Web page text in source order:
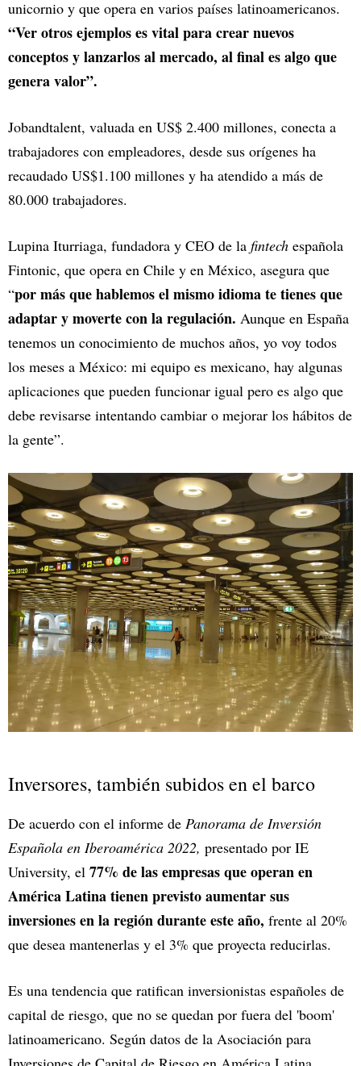
unicornio y que opera en varios países latinoamericanos.
“Ver otros ejemplos es vital para crear nuevos
conceptos y lanzarlos al mercado, al final es algo que
genera valor”.
Jobandtalent, valuada en US$ 2.400 millones, conecta a
trabajadores con empleadores, desde sus orígenes ha
recaudado US$1.100 millones y ha atendido a más de
80.000 trabajadores.
Lupina Iturriaga, fundadora y CEO de la fintech española
Fintonic, que opera en Chile y en México, asegura que
“por más que hablemos el mismo idioma te tienes que
adaptar y moverte con la regulación. Aunque en España
tenemos un conocimiento de muchos años, yo voy todos
los meses a México: mi equipo es mexicano, hay algunas
aplicaciones que pueden funcionar igual pero es algo que
debe revisarse intentando cambiar o mejorar los hábitos de
la gente”.
Inversores, también subidos en el barco
De acuerdo con el informe de Panorama de Inversión
Española en Iberoamérica 2022, presentado por IE
University, el 77% de las empresas que operan en
América Latina tienen previsto aumentar sus
inversiones en la región durante este año, frente al 20%
que desea mantenerlas y el 3% que proyecta reducirlas.
Es una tendencia que ratifican inversionistas españoles de
capital de riesgo, que no se quedan por fuera del 'boom'
latinoamericano. Según datos de la Asociación para